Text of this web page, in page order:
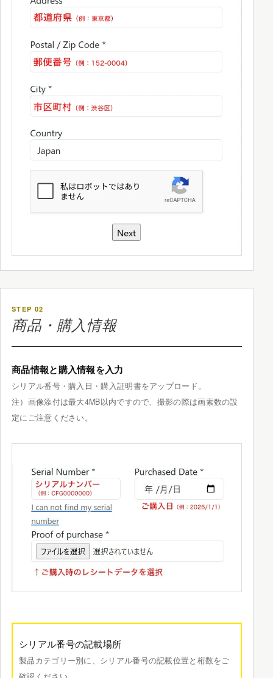
STEP 02
商品・購入情報
商品情報と購入情報を入力
シリアル番号・購入日・購入証明書をアップロード。
注）画像添付は最大4MB以内ですので、撮影の際は画素数の設
定にご注意ください。
シリアル番号の記載場所
製品カテゴリー別に、シリアル番号の記載位置と桁数をご